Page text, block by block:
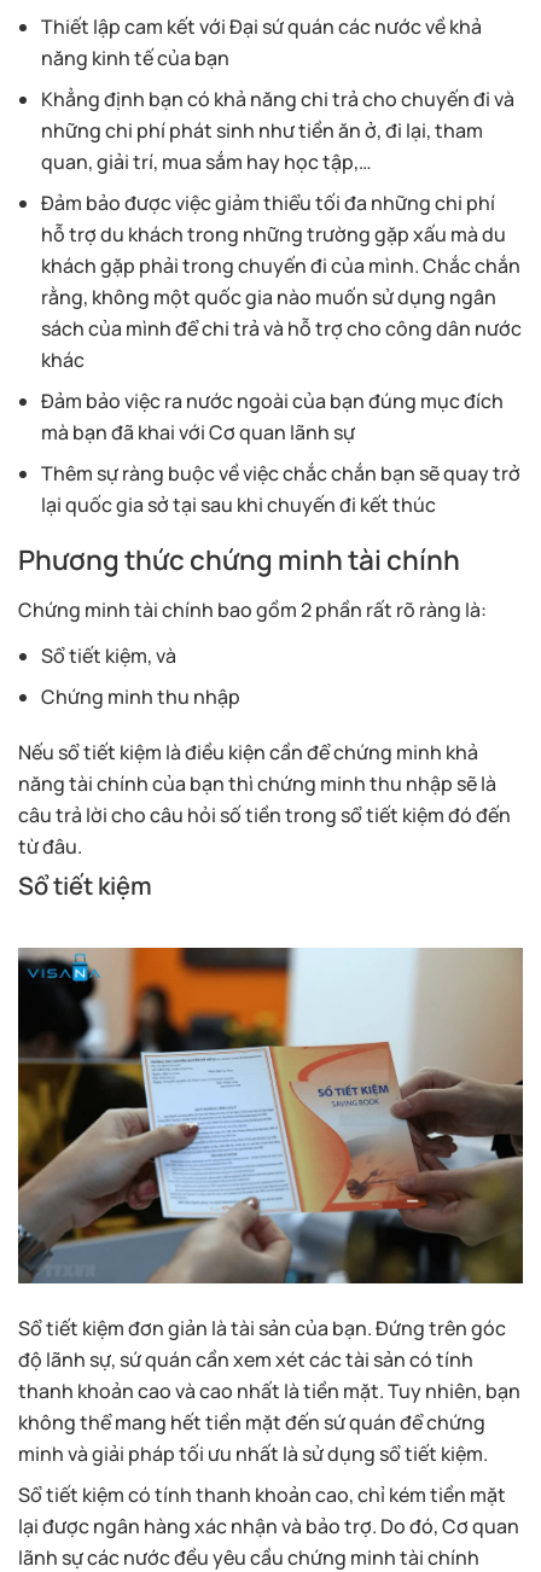
Thiết lập cam kết với Đại sứ quán các nước về khả
năng kinh tế của bạn
Khẳng định bạn có khả năng chi trả cho chuyến đi và
những chi phí phát sinh như tiền ăn ở, đi lại, tham
quan, giải trí, mua sắm hay học tập,…
Đảm bảo được việc giảm thiểu tối đa những chi phí
hỗ trợ du khách trong những trường gặp xấu mà du
khách gặp phải trong chuyến đi của mình. Chắc chắn
rằng, không một quốc gia nào muốn sử dụng ngân
sách của mình để chi trả và hỗ trợ cho công dân nước
khác
Đảm bảo việc ra nước ngoài của bạn đúng mục đích
mà bạn đã khai với Cơ quan lãnh sự
Thêm sự ràng buộc về việc chắc chắn bạn sẽ quay trở
lại quốc gia sở tại sau khi chuyến đi kết thúc
Phương thức chứng minh tài chính
Chứng minh tài chính bao gồm 2 phần rất rõ ràng là:
Sổ tiết kiệm, và
Chứng minh thu nhập
Nếu sổ tiết kiệm là điều kiện cần để chứng minh khả
năng tài chính của bạn thì chứng minh thu nhập sẽ là
câu trả lời cho câu hỏi số tiền trong sổ tiết kiệm đó đến
từ đâu.
Sổ tiết kiệm
Sổ tiết kiệm đơn giản là tài sản của bạn. Đứng trên góc
độ lãnh sự, sứ quán cần xem xét các tài sản có tính
thanh khoản cao và cao nhất là tiền mặt. Tuy nhiên, bạn
không thể mang hết tiền mặt đến sứ quán để chứng
minh và giải pháp tối ưu nhất là sử dụng sổ tiết kiệm.
Sổ tiết kiệm có tính thanh khoản cao, chỉ kém tiền mặt
lại được ngân hàng xác nhận và bảo trợ. Do đó, Cơ quan
lãnh sự các nước đều yêu cầu chứng minh tài chính